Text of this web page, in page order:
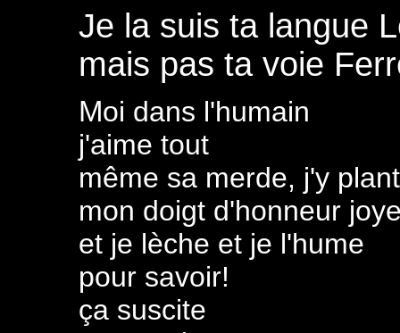
Je la suis ta langue
mais pas ta voie
Moi dans l'humain
j'aime tout
même sa merde, j'y
mon doigt d'honneur
et je lèche et je l'hume
pour savoir!
ça suscite